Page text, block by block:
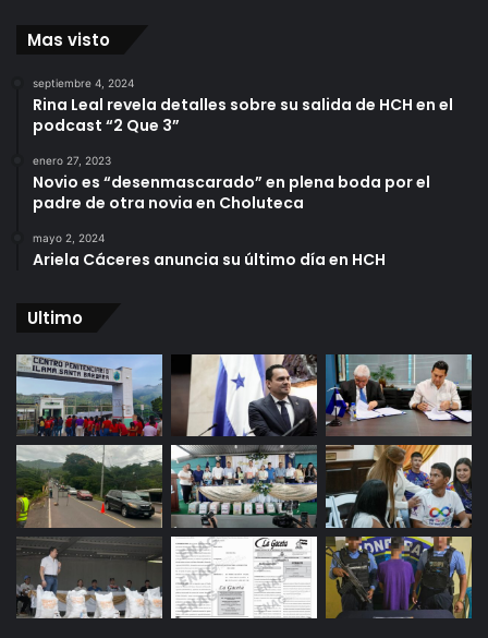
Mas visto
septiembre 4, 2024
Rina Leal revela detalles sobre su salida de HCH en el
podcast “2 Que 3”
enero 27, 2023
Novio es “desenmascarado” en plena boda por el
padre de otra novia en Choluteca
mayo 2, 2024
Ariela Cáceres anuncia su último día en HCH
Ultimo